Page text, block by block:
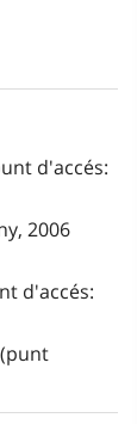
d'accés:
2006
d'accés: